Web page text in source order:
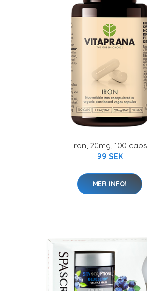
Iron, 20mg, 100 caps
99 SEK
MER INFO!